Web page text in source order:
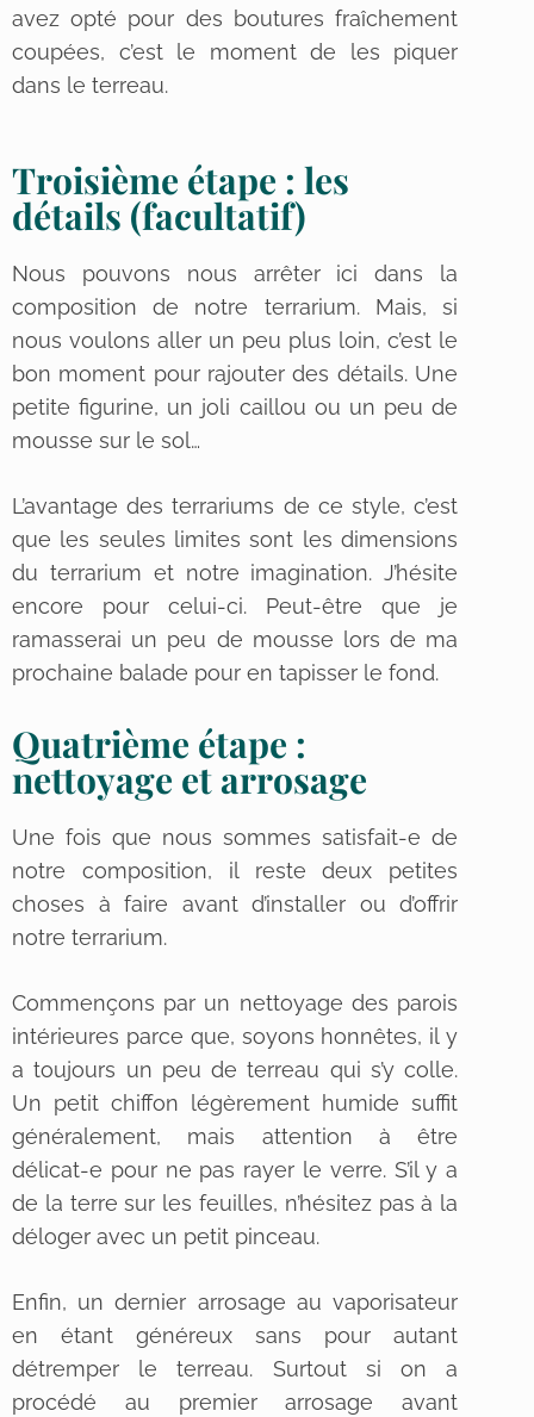
avez opté pour des boutures fraîchement
coupées, c’est le moment de les piquer
dans le terreau.
Troisième étape : les
détails (facultatif)
Nous pouvons nous arrêter ici dans la
composition de notre terrarium. Mais, si
nous voulons aller un peu plus loin, c’est le
bon moment pour rajouter des détails. Une
petite figurine, un joli caillou ou un peu de
mousse sur le sol…
L’avantage des terrariums de ce style, c’est
que les seules limites sont les dimensions
du terrarium et notre imagination. J’hésite
encore pour celui-ci. Peut-être que je
ramasserai un peu de mousse lors de ma
prochaine balade pour en tapisser le fond.
Quatrième étape :
nettoyage et arrosage
Une fois que nous sommes satisfait-e de
notre composition, il reste deux petites
choses à faire avant d’installer ou d’offrir
notre terrarium.
Commençons par un nettoyage des parois
intérieures parce que, soyons honnêtes, il y
a toujours un peu de terreau qui s’y colle.
Un petit chiffon légèrement humide suffit
généralement, mais attention à être
délicat-e pour ne pas rayer le verre. S’il y a
de la terre sur les feuilles, n’hésitez pas à la
déloger avec un petit pinceau.
Enfin, un dernier arrosage au vaporisateur
en étant généreux sans pour autant
détremper le terreau. Surtout si on a
procédé au premier arrosage avant